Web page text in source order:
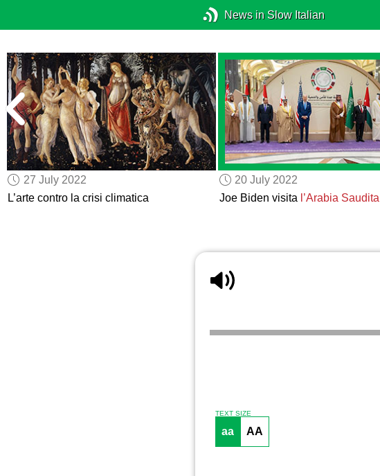
News in Slow Italian
27 July 2022
L’arte contro la crisi climatica
20 July 2022
Joe Biden visita l’Arabia Saudita
TEXT SIZE
aa AA